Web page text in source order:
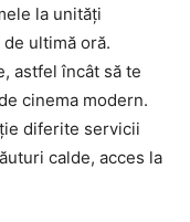
la unități
ultimă oră.
astfel încât să te
cinema modern.
diferite servicii
calde, acces la